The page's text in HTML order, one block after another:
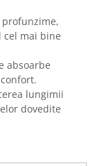
cel mai bine
absoarbe
lungimii
dovedite